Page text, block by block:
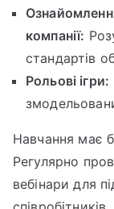
компанії:
стандартів
Рольові ігри:
Навчання має
Регулярно
вебінари для